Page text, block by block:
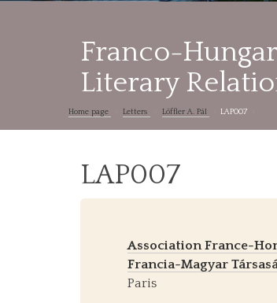
Franco-
Literary
Home page Letters Löffler A. Pál LAP007
LAP007
Association France-
Francia-Magyar
Paris